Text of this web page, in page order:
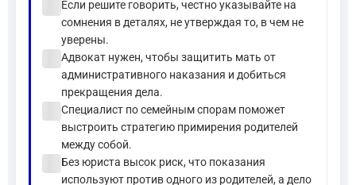
Если решите говорить, честно указывайте на
сомнения в деталях, не утверждая то, в чем не
уверены.
Адвокат нужен, чтобы защитить мать от
административного наказания и добиться
прекращения дела.
Специалист по семейным спорам поможет
выстроить стратегию примирения родителей
между собой.
Без юриста высок риск, что показания
используют против одного из родителей, а дело